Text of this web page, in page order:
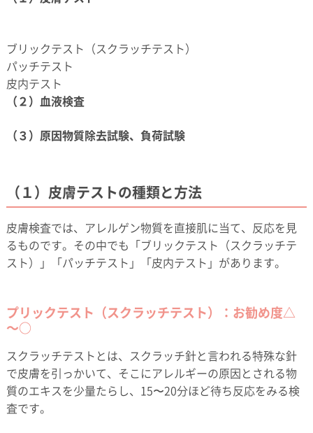
ブリックテスト（スクラッチテスト）
パッチテスト
皮内テスト
（２）血液検査
（３）原因物質除去試験、負荷試験
（１）皮膚テストの種類と方法
皮膚検査では、アレルゲン物質を直接肌に当て、反応を見
るものです。その中でも「ブリックテスト（スクラッチテ
スト）」「パッチテスト」「皮内テスト」があります。
プリックテスト（スクラッチテスト）：お勧め度△
～○
スクラッチテストとは、スクラッチ針と言われる特殊な針
で皮膚を引っかいて、そこにアレルギーの原因とされる物
質のエキスを少量たらし、15〜20分ほど待ち反応をみる検
査です。